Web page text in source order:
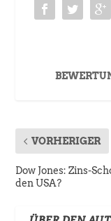
VORHERIGER
Dow Jones: Zins-
den USA?